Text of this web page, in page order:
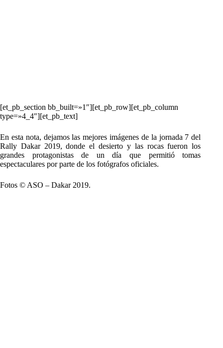
[et_pb_section bb_built=»1″][et_pb_row][et_pb_column
type=»4_4″][et_pb_text]
En esta nota, dejamos las mejores imágenes de la jornada 7 del
Rally Dakar 2019, donde el desierto y las rocas fueron los
grandes protagonistas de un día que permitió tomas
espectaculares por parte de los fotógrafos oficiales.
Fotos © ASO – Dakar 2019.